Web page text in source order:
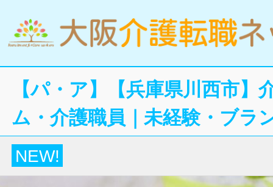
【パ・ア】【兵庫県川西市】
ム・介護職員｜未経験・ブラ
NEW!